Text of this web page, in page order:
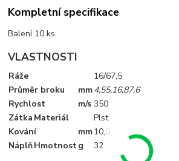
Kompletní specifikace
Balení 10 ks.
VLASTNOSTI
Ráže
16/67,5
Průměr broku
mm4,55,16,87,6
Rychlost
m/s 350
Zátka Materiál
Plst
Kování
mm10,0
NáplňHmotnostg 32